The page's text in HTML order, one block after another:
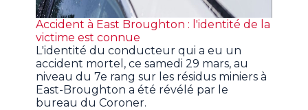
Accident à East Broughton : l'identité de la
victime est connue
L'identité du conducteur qui a eu un
accident mortel, ce samedi 29 mars, au
niveau du 7e rang sur les résidus miniers à
East-Broughton a été révélé par le
bureau du Coroner.